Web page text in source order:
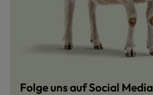
Folge uns auf Social Media